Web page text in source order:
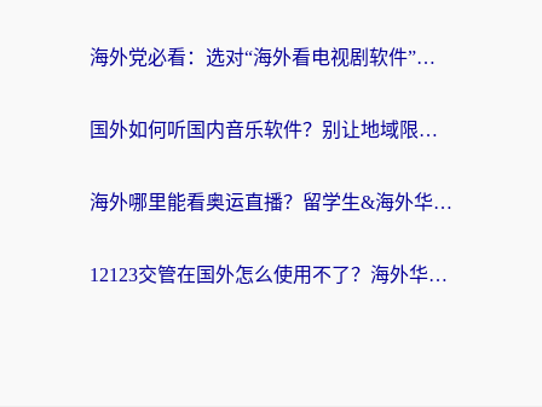
海外党必看：选对“海外看电视剧软件”，再也不用愁国内剧刷不了
国外如何听国内音乐软件？别让地域限制，断了你的中文歌单
海外哪里能看奥运直播？留学生&海外华人必看的体育赛事观赛终极指南
12123交管在国外怎么使用不了？海外华人必看的无缝访问国内资源指南